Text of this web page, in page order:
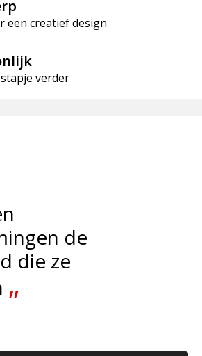
een creatief design
verder
de
die ze
„